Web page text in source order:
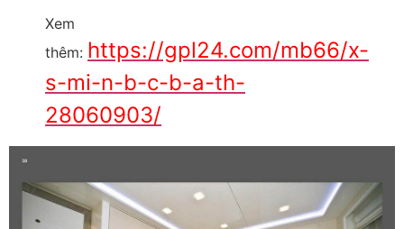
Xem
thêm: https://gpl24.com/mb66/x-
s-mi-n-b-c-b-a-th-
28060903/